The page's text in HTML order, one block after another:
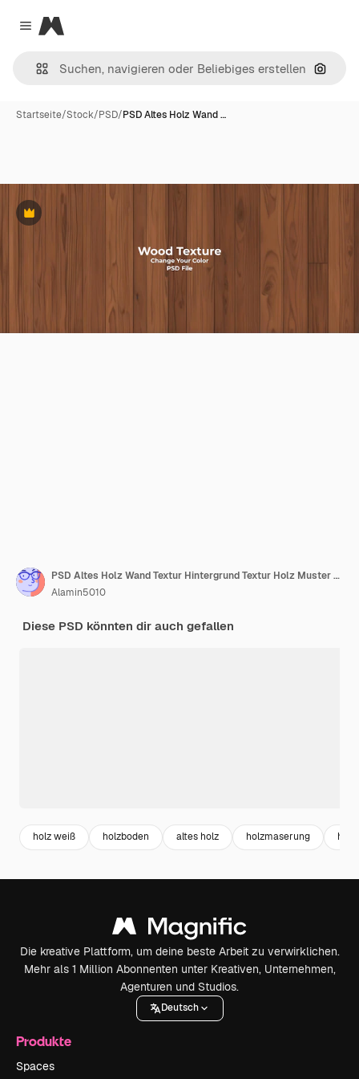
Close menu
Magnific
Nach
Startseite/Stock/PSD/PSD Altes Holz Wand …
Premium
PSD Altes Holz Wand Textur Hintergrund Textur Holz Muster Tisch Textur Eiche
Alamin5010
Diese PSD könnten dir auch gefallen
holz weiß holzboden altes holz holzmaserung
Die kreative Plattform, um deine beste Arbeit zu verwirklichen.
Mehr als 1 Million Abonnenten unter Kreativen, Unternehmen,
Agenturen und Studios.
Deutsch
Produkte
Spaces